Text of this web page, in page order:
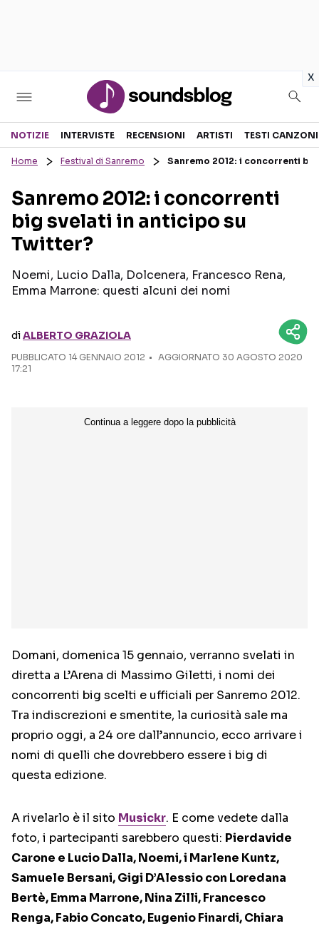
x
Sezioni
RECENSIONI MUSICALI
INTERVISTE
GOSSIP E CURIOSITÀ
TESTI CANZONI
TOUR ED EVENTI
Seguici sui social
NOTIZIE INTERVISTE RECENSIONI ARTISTI TESTI CANZONI
Home Festival di Sanremo Sanremo 2012: i concorrenti
Sanremo 2012: i concorrenti
big svelati in anticipo su
Twitter?
Noemi, Lucio Dalla, Dolcenera, Francesco Rena,
Emma Marrone: questi alcuni dei nomi
diALBERTO GRAZIOLA
PUBBLICATO 14 GENNAIO 2012
AGGIORNATO 30 AGOSTO 2020
17:21
Domani, domenica 15 gennaio, verranno svelati in
diretta a L’Arena di Massimo Giletti, i nomi dei
concorrenti big scelti e ufficiali per Sanremo 2012.
Tra indiscrezioni e smentite, la curiosità sale ma
proprio oggi, a 24 ore dall’annuncio, ecco arrivare i
nomi di quelli che dovrebbero essere i big di
questa edizione.
A rivelarlo è il sito Musickr. E come vedete dalla
foto, i partecipanti sarebbero questi: Pierdavide
Carone e Lucio Dalla, Noemi, i Marlene Kuntz,
Samuele Bersani, Gigi D’Alessio con Loredana
Bertè, Emma Marrone, Nina Zilli, Francesco
Renga, Fabio Concato, Eugenio Finardi, Chiara